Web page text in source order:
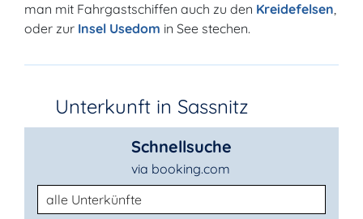
man mit Fahrgastschiffen auch zu den Kreidefelsen,
oder zur Insel Usedom in See stechen.
Unterkunft in Sassnitz
Schnellsuche
via booking.com
Unterkunftsart